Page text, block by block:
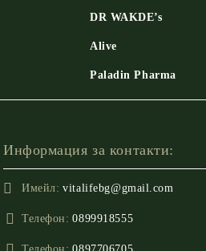
DR WAKDE’s
Alive
Paladin Pharma
Информация за контакти:
Имейл: vitalifebg@gmail.com
Телефон: 0899918555